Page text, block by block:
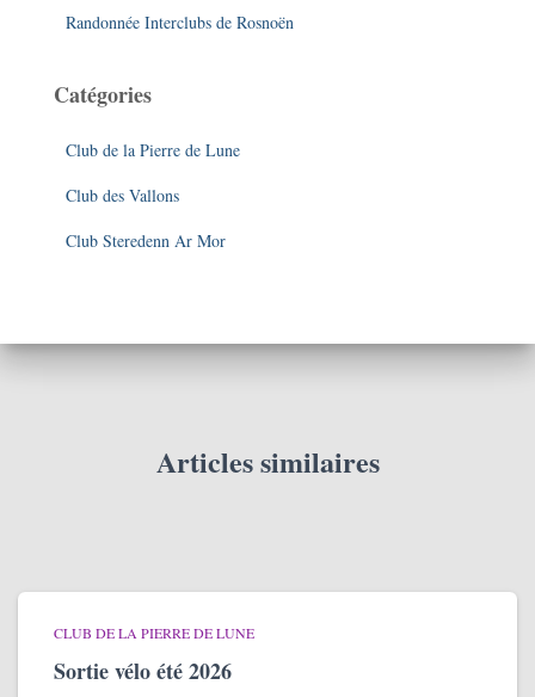
Randonnée Interclubs de Rosnoën
Catégories
Club de la Pierre de Lune
Club des Vallons
Club Steredenn Ar Mor
Articles similaires
CLUB DE LA PIERRE DE LUNE
Sortie vélo été 2026